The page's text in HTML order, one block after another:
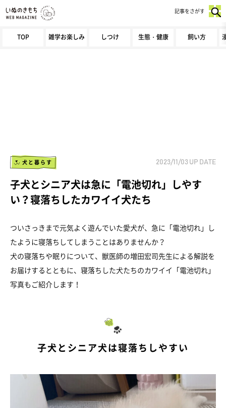
TOP 雑学お楽しみ しつけ 生態・健康 飼い方
記事をさがす
犬と暮らす 2023/11/03 UP DATE
子犬とシニア犬は急に「電池切れ」しやす
い？寝落ちしたカワイイ犬たち
ついさっきまで元気よく遊んでいた愛犬が、急に「電池切れ」し
たように寝落ちしてしまうことはありませんか？
犬の寝落ちや眠りについて、獣医師の増田宏司先生による解説を
お届けするとともに、寝落ちした犬たちのカワイイ「電池切れ」
写真もご紹介します！
子犬とシニア犬は寝落ちしやすい